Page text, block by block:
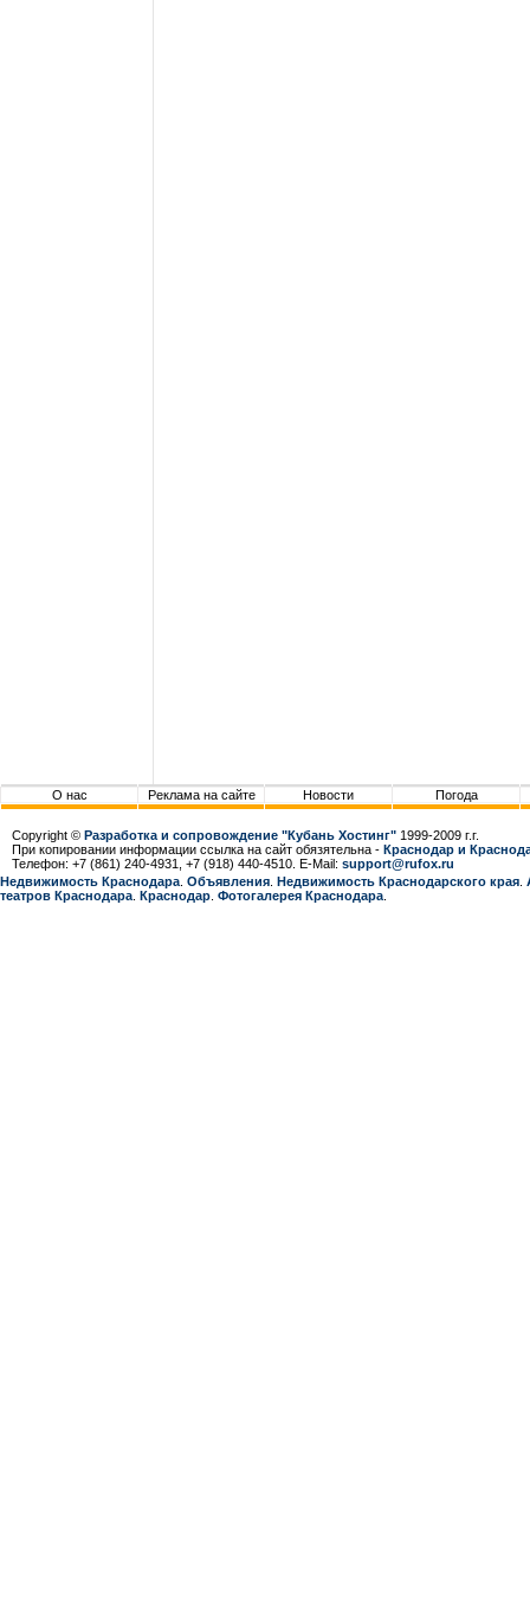
О нас Реклама на сайте Новости Погода
Copyright © Разработка и сопровождение "Кубань Хостинг" 1999-2009 г.г.
При копировании информации ссылка на сайт обязятельна - Краснодар и
Телефон: +7 (861) 240-4931, +7 (918) 440-4510. E-Mail: support@rufox.ru
Недвижимость Краснодара Объявления Недвижимость Краснодарcкого края
театров Краснодара Краснодар Фотогалерея Краснодара